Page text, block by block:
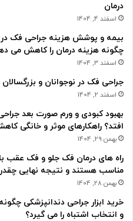
درمان
اسفند 4, 1404
بیمه و پوشش هزینه جراحی فک
چگونه هزینه درمان را کاهش می
اسفند 3, 1404
جراحی فک در نوجوانان و
اسفند 2, 1404
بهبود کبودی و ورم صورت بعد
افتد؟ راهکارهای موثر و خانگی
بهمن 29, 1404
مناسب هستند و نتیجه نهایی
بهمن 28, 1404
خرید ابزار جراحی دندانپزشکی
و انتخاب اشتباه را می گیرد؟